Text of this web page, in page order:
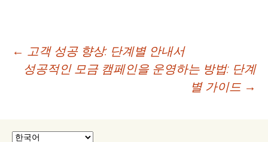
글
게
← 고객 성공 향상: 단계별 안내서
성공적인 모금 캠페인을 운영하는 방법: 단계
별 가이드 →